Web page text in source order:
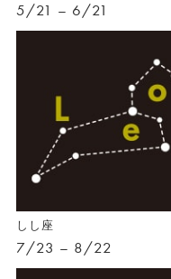
5/21 – 6/21
しし座
7/23 – 8/22